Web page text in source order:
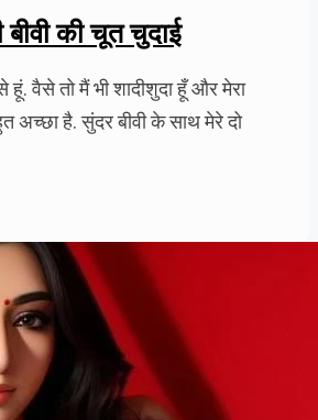
की चूत चुदाई
हूं. वैसे तो मैं भी शादीशुदा हूँ और मेरा
अच्छा है. सुंदर बीवी के साथ मेरे दो